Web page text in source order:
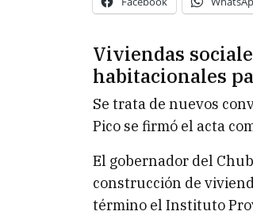
Viviendas
habitacionales
Se trata de nuevos
Pico se firmó el acta
El gobernador del
construcción de
término el Instituto